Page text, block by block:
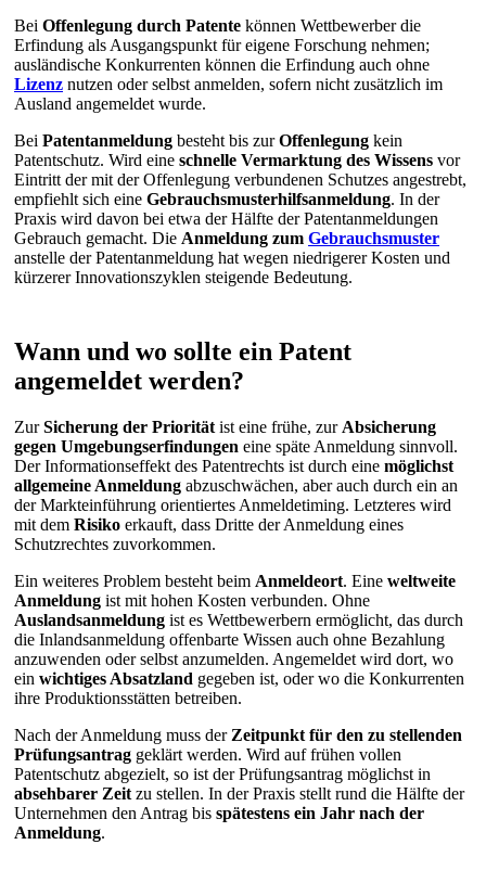
Bei Offenlegung durch Patente können Wettbewerber die
Erfindung als Ausgangspunkt für eigene Forschung nehmen;
ausländische Konkurrenten können die Erfindung auch ohne
Lizenz nutzen oder selbst anmelden, sofern nicht zusätzlich im
Ausland angemeldet wurde.
Bei Patentanmeldung besteht bis zurOffenlegung kein
Patentschutz. Wird eine schnelle Vermarktung des Wissens vor
Eintritt der mit der Offenlegung verbundenen Schutzes angestrebt,
empfiehlt sich eine Gebrauchsmusterhilfsanmeldung. In der
Praxis wird davon bei etwa der Hälfte der Patentanmeldungen
Gebrauch gemacht. Die Anmeldung zum Gebrauchsmuster
anstelle der Patentanmeldung hat wegen niedrigerer Kosten und
kürzerer Innovationszyklen steigende Bedeutung.
Wann und wo sollte ein Patent
angemeldet werden?
ZurSicherung der Priorität ist eine frühe, zur Absicherung
gegen Umgebungserfindungen eine späte Anmeldung sinnvoll.
Der Informationseffekt des Patentrechts ist durch eine möglichst
allgemeine Anmeldung abzuschwächen, aber auch durch ein an
der Markteinführung orientiertes Anmeldetiming. Letzteres wird
mit dem Risiko erkauft, dass Dritte der Anmeldung eines
Schutzrechtes zuvorkommen.
Ein weiteres Problem besteht beim Anmeldeort. Eine weltweite
Anmeldung ist mit hohen Kosten verbunden. Ohne
Auslandsanmeldung ist es Wettbewerbern ermöglicht, das durch
die Inlandsanmeldung offenbarte Wissen auch ohne Bezahlung
anzuwenden oder selbst anzumelden. Angemeldet wird dort, wo
ein wichtiges Absatzland gegeben ist, oder wo die Konkurrenten
ihre Produktionsstätten betreiben.
Nach der Anmeldung muss der Zeitpunkt für den zu stellenden
Prüfungsantrag geklärt werden. Wird auf frühen vollen
Patentschutz abgezielt, so ist der Prüfungsantrag möglichst in
absehbarer Zeit zu stellen. In der Praxis stellt rund die Hälfte der
Unternehmen den Antrag bis spätestens ein Jahr nach der
Anmeldung.